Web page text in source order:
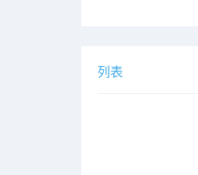
列表